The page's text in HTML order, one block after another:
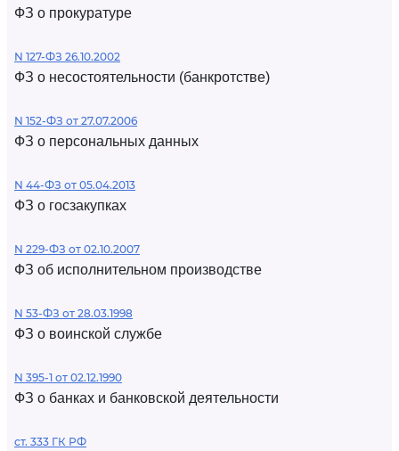
ФЗ о прокуратуре
N 127-ФЗ 26.10.2002
ФЗ о несостоятельности (банкротстве)
N 152-ФЗ от 27.07.2006
ФЗ о персональных данных
N 44-ФЗ от 05.04.2013
ФЗ о госзакупках
N 229-ФЗ от 02.10.2007
ФЗ об исполнительном производстве
N 53-ФЗ от 28.03.1998
ФЗ о воинской службе
N 395-1 от 02.12.1990
ФЗ о банках и банковской деятельности
ст. 333 ГК РФ